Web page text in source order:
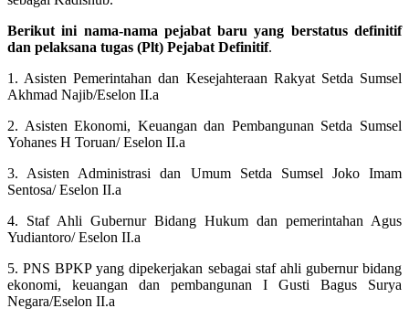
Berikut ini nama-nama pejabat baru yang berstatus definitif
dan pelaksana tugas (Plt) Pejabat Definitif.
1. Asisten Pemerintahan dan Kesejahteraan Rakyat Setda Sumsel
Akhmad Najib/Eselon II.a
2. Asisten Ekonomi, Keuangan dan Pembangunan Setda Sumsel
Yohanes H Toruan/ Eselon II.a
3. Asisten Administrasi dan Umum Setda Sumsel Joko Imam
Sentosa/ Eselon II.a
4. Staf Ahli Gubernur Bidang Hukum dan pemerintahan Agus
Yudiantoro/ Eselon II.a
5. PNS BPKP yang dipekerjakan sebagai staf ahli gubernur bidang
ekonomi, keuangan dan pembangunan I Gusti Bagus Surya
Negara/Eselon II.a